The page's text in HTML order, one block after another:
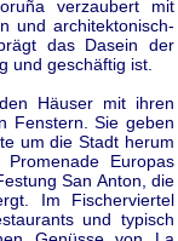
verzaubert mit
und architektonisch-
das Dasein der
und geschäftig ist.
Häuser mit ihren
Fenstern. Sie geben
um die Stadt herum
Europas
San Anton, die
Im Fischerviertel
und typisch